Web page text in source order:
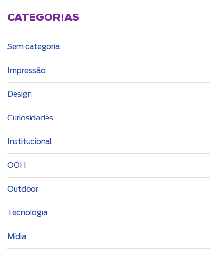
CATEGORIAS
Sem categoria
Impressão
Design
Curiosidades
Institucional
OOH
Outdoor
Tecnologia
Mídia